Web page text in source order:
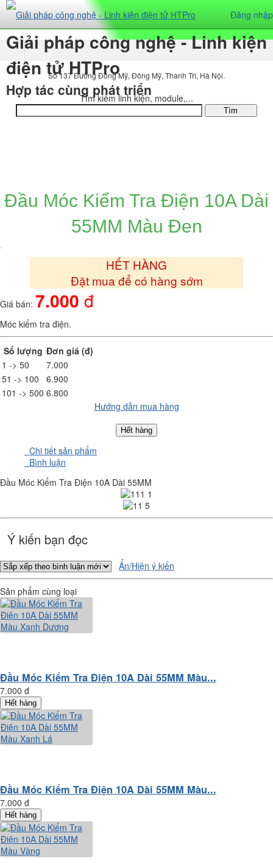
Giải pháp công nghệ - Linh kiện
điện tử HTPro
Hợp tác cùng phát triển
Đăng nhập
Số 137 Đường Đông Mỹ, Đông Mỹ, Thanh Trì, Hà Nội.
Tìm kiếm linh kiện, module,...
Đầu Móc Kiểm Tra Điện 10A Dài
55MM Màu Đen
HẾT HÀNG
Đặt mua để có hàng sớm
Giá bán: 7.000 đ
Móc kiểm tra điện.
Số lượng Đơn giá (đ)
1 -> 50
7.000
51 -> 100
6.900
101 -> 500 6.800
Hướng dẫn mua hàng
Hết hàng
Chi tiết sản phẩm
Bình luận
Đầu Móc Kiểm Tra Điện 10A Dài 55MM
Ý kiến bạn đọc
Ẩn/Hiện ý kiến
Sản phẩm cùng loại
Đầu Móc Kiểm Tra Điện 10A Dài 55MM Màu...
7.000 đ
Hết hàng
Đầu Móc Kiểm Tra Điện 10A Dài 55MM Màu...
7.000 đ
Hết hàng